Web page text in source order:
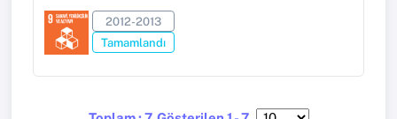
2012-2013
Tamamlandı